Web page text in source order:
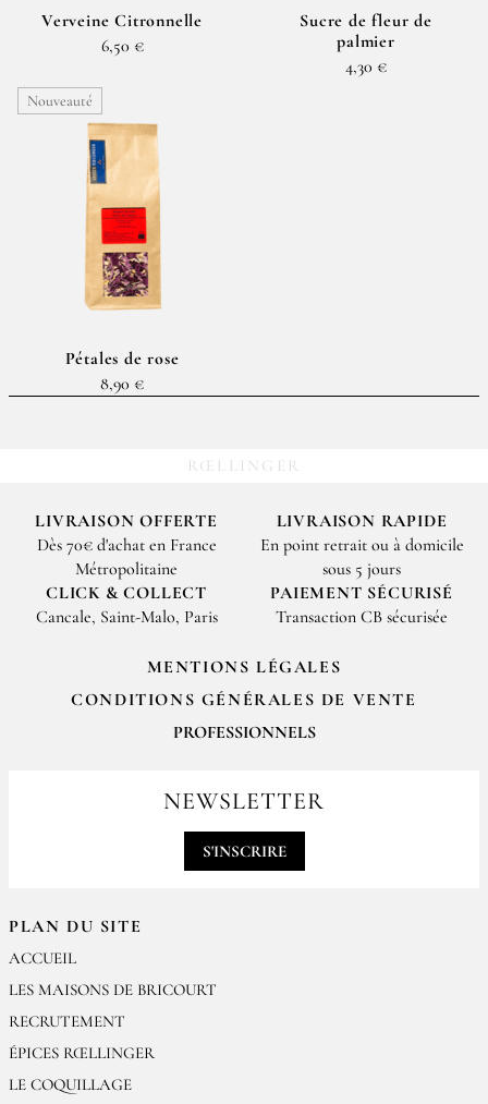
Verveine Citronnelle
6,50 €
Sucre de fleur de
palmier
4,30 €
Nouveauté
Pétales de rose
8,90 €
RŒLLINGER
LIVRAISON OFFERTE
Dès 70€ d'achat en France
Métropolitaine
LIVRAISON RAPIDE
En point retrait ou à domicile
sous 5 jours
CLICK & COLLECT
Cancale, Saint-Malo, Paris
PAIEMENT SÉCURISÉ
Transaction CB sécurisée
PLAN DU SITE
ACCUEIL
LES MAISONS DE BRICOURT
RECRUTEMENT
ÉPICES RŒLLINGER
LE COQUILLAGE
MENTIONS LÉGALES
CONDITIONS GÉNÉRALES DE VENTE
PROFESSIONNELS
contact@epices-roellinger.comNEWSLETTER
S'INSCRIRE